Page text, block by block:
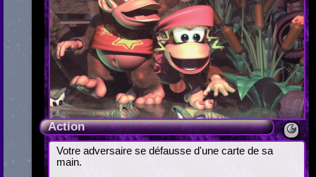
Action
Votre adversaire se défausse d'une carte de sa
main.